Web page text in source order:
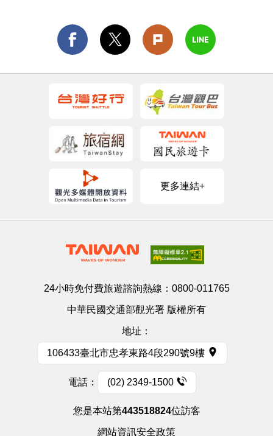
更多連結+
24小時免付費旅遊諮詢熱線： 0800-011765
中華民國交通部觀光署 版權所有
地址：
106433臺北市忠孝東路4段290號9樓
電話： (02) 2349-1500
您是本站第443518824位訪客
網站資訊安全政策